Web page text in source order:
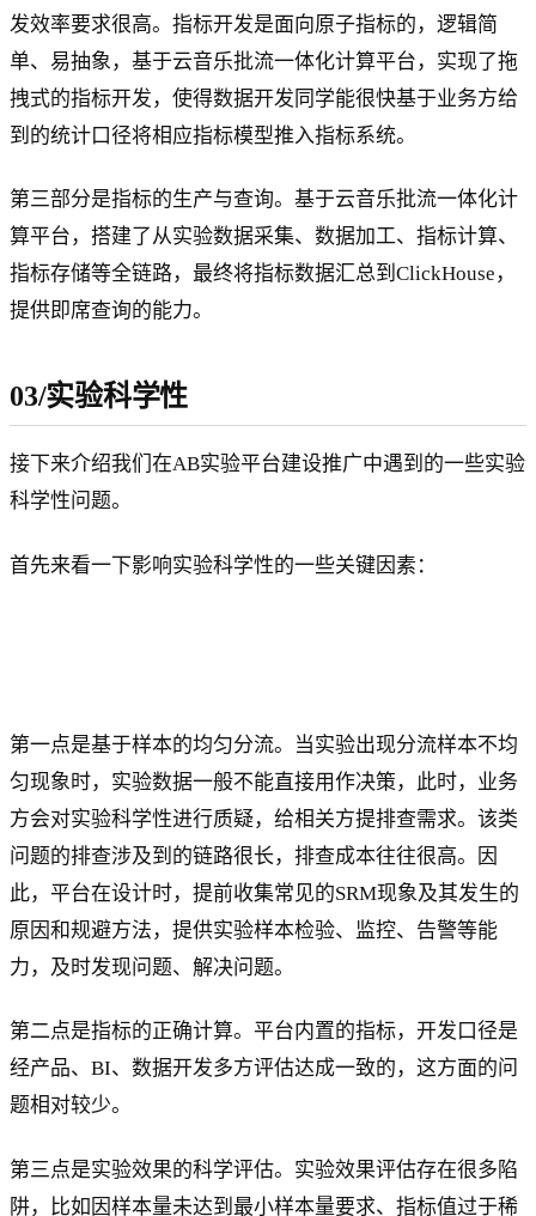
发效率要求很高。指标开发是面向原子指标的，逻辑简
单、易抽象，基于云音乐批流一体化计算平台，实现了拖
拽式的指标开发，使得数据开发同学能很快基于业务方给
到的统计口径将相应指标模型推入指标系统。
第三部分是指标的生产与查询。基于云音乐批流一体化计
算平台，搭建了从实验数据采集、数据加工、指标计算、
指标存储等全链路，最终将指标数据汇总到ClickHouse，
提供即席查询的能力。
03/实验科学性
接下来介绍我们在AB实验平台建设推广中遇到的一些实验
科学性问题。
首先来看一下影响实验科学性的一些关键因素：
第一点是基于样本的均匀分流。当实验出现分流样本不均
匀现象时，实验数据一般不能直接用作决策，此时，业务
方会对实验科学性进行质疑，给相关方提排查需求。该类
问题的排查涉及到的链路很长，排查成本往往很高。因
此，平台在设计时，提前收集常见的SRM现象及其发生的
原因和规避方法，提供实验样本检验、监控、告警等能
力，及时发现问题、解决问题。
第二点是指标的正确计算。平台内置的指标，开发口径是
经产品、BI、数据开发多方评估达成一致的，这方面的问
题相对较少。
第三点是实验效果的科学评估。实验效果评估存在很多陷
阱，比如因样本量未达到最小样本量要求、指标值过于稀